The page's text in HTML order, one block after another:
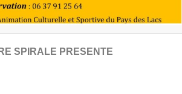
SPIRALE PRESENTE